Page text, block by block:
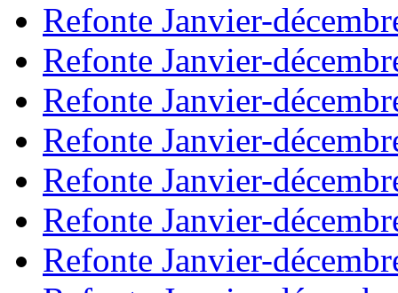
Refonte Janvier-
Refonte Janvier-
Refonte Janvier-
Refonte Janvier-
Refonte Janvier-
Refonte Janvier-
Refonte Janvier-